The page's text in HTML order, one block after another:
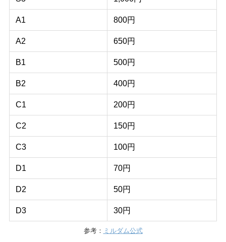
A1 800円
A2 650円
B1 500円
B2 400円
C1 200円
C2 150円
C3 100円
D1 70円
D2 50円
D3 30円
参考： ミルダム公式